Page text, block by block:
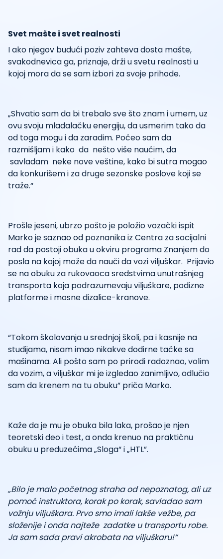
Svet mašte i svet realnosti
I ako njegov budući poziv zahteva dosta mašte,
svakodnevica ga, priznaje, drži u svetu realnosti u
kojoj mora da se sam izbori za svoje prihode.
„Shvatio sam da bi trebalo sve što znam i umem, uz
ovu svoju mladalačku energiju, da usmerim tako da
od toga mogu i da zaradim. Počeo sam da
razmišljam i kako da nešto više naučim, da
savladam neke nove veštine, kako bi sutra mogao
da konkurišem i za druge sezonske poslove koji se
traže.“
Prošle jeseni, ubrzo pošto je položio vozački ispit
Marko je saznao od poznanika iz Centra za socijalni
rad da postoji obuka u okviru programa Znanjem do
posla na kojoj može da nauči da vozi viljuškar. Prijavio
se na obuku za rukovaoca sredstvima unutrašnjeg
transporta koja podrazumevaju viljuškare, podizne
platforme i mosne dizalice-kranove.
“Tokom školovanja u srednjoj školi, pa i kasnije na
studijama, nisam imao nikakve dodirne tačke sa
mašinama. Ali pošto sam po prirodi radoznao, volim
da vozim, a viljuškar mi je izgledao zanimljivo, odlučio
sam da krenem na tu obuku” priča Marko.
Kaže da je mu je obuka bila laka, prošao je njen
teoretski deo i test, a onda krenuo na praktičnu
obuku u preduzećima „Sloga“ i „HTL”.
„Bilo je malo početnog straha od nepoznatog, ali uz
pomoć instruktora, korak po korak, savladao sam
vožnju viljuškara. Prvo smo imali lakše vežbe, pa
složenije i onda najteže zadatke u transportu robe.
Ja sam sada pravi akrobata na viljuškaru!“